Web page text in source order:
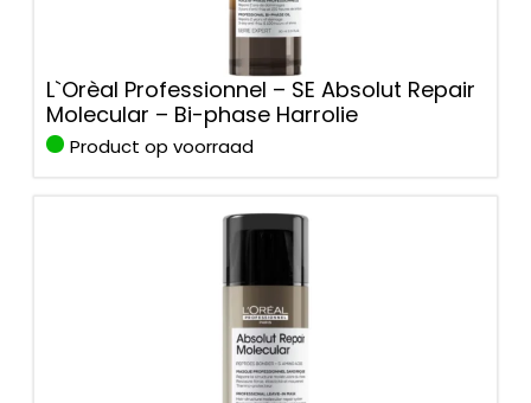
L`Orèal Professionnel – SE Absolut Repair
Molecular – Bi-phase Harrolie
Product op voorraad